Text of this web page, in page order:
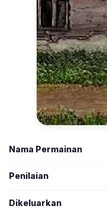
Nama Permainan
Penilaian
Dikeluarkan